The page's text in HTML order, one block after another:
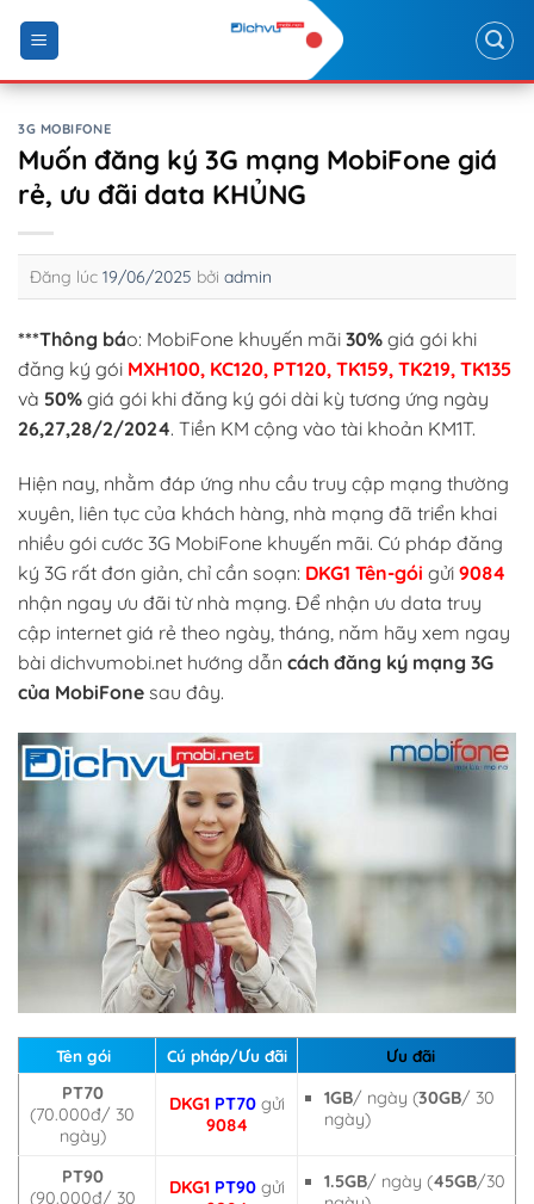
content
3G MOBIFONE
Muốn đăng ký 3G mạng MobiFone giá
rẻ, ưu đãi data KHỦNG
Đăng lúc 19/06/2025 bởi admin
***Thông báo: MobiFone khuyến mãi 30% giá gói khi
đăng ký gói MXH100, KC120, PT120, TK159, TK219, TK135
và 50% giá gói khi đăng ký gói dài kỳ tương ứng ngày
26,27,28/2/2024. Tiền KM cộng vào tài khoản KM1T.
Hiện nay, nhằm đáp ứng nhu cầu truy cập mạng thường
xuyên, liên tục của khách hàng, nhà mạng đã triển khai
nhiều gói cước 3G MobiFone khuyến mãi. Cú pháp đăng
ký 3G rất đơn giản, chỉ cần soạn: DKG1 Tên-gói gửi 9084
nhận ngay ưu đãi từ nhà mạng. Để nhận ưu data truy
cập internet giá rẻ theo ngày, tháng, năm hãy xem ngay
bài dichvumobi.net hướng dẫn cách đăng ký mạng 3G
của MobiFone sau đây.
Tên gói Cú pháp/Ưu đãi Ưu đãi
PT70
(70.000đ/ 30
ngày)
DKG1PT70gửi
9084
1GB/ ngày (30GB/ 30
ngày)
PT90
(90.000đ/ 30
DKG1 PT90 gửi
1.5GB/ ngày (45GB/30